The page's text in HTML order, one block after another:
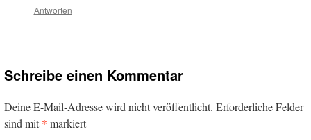
Antworten
Schreibe einen Kommentar
Deine E-Mail-Adresse wird nicht veröffentlicht. Erforderliche Felder
sind mit* markiert